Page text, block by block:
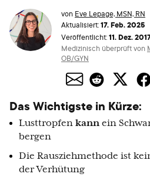
von Eve Lepage, MSN, RN
Aktualisiert:17. Feb. 2025
Veröffentlicht:11. Dez.
Medizinisch überprüft von
OB/GYN
Das Wichtigste in Kürze:
Lusttropfen kann ein
bergen
Die Rausziehmethode ist
der Verhütung